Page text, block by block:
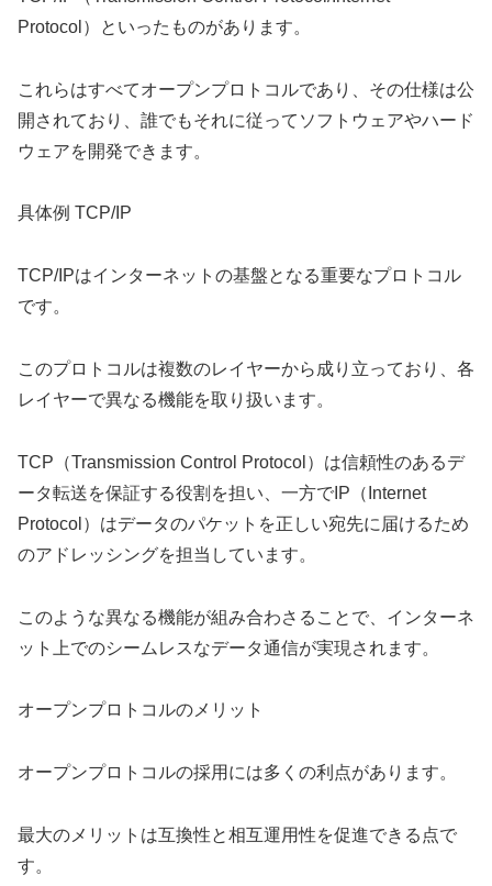
Protocol）といったものがあります。
これらはすべてオープンプロトコルであり、その仕様は公
開されており、誰でもそれに従ってソフトウェアやハード
ウェアを開発できます。
具体例 TCP/IP
TCP/IPはインターネットの基盤となる重要なプロトコル
です。
このプロトコルは複数のレイヤーから成り立っており、各
レイヤーで異なる機能を取り扱います。
TCP（Transmission Control Protocol）は信頼性のあるデ
ータ転送を保証する役割を担い、一方でIP（Internet
Protocol）はデータのパケットを正しい宛先に届けるため
のアドレッシングを担当しています。
このような異なる機能が組み合わさることで、インターネ
ット上でのシームレスなデータ通信が実現されます。
オープンプロトコルのメリット
オープンプロトコルの採用には多くの利点があります。
最大のメリットは互換性と相互運用性を促進できる点で
す。